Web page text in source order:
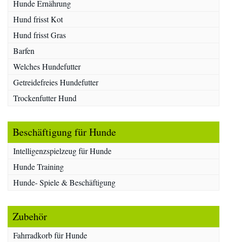
Hunde Ernährung
Hund frisst Kot
Hund frisst Gras
Barfen
Welches Hundefutter
Getreidefreies Hundefutter
Trockenfutter Hund
Beschäftigung für Hunde
Intelligenzspielzeug für Hunde
Hunde Training
Hunde- Spiele & Beschäftigung
Zubehör
Fahrradkorb für Hunde